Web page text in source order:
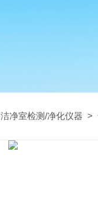
洁净室检测/净化仪器 >